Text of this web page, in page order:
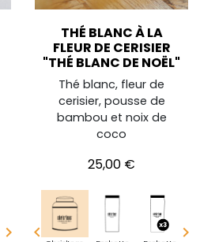

THÉ BLANC À LA
FLEUR DE CERISIER
"THÉ BLANC DE NOËL"
Thé blanc, fleur de
cerisier, pousse de
bambou et noix de
coco
Prix
25,00 €
 